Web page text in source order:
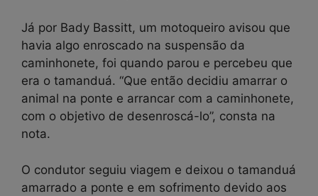
Já por Bady Bassitt, um motoqueiro avisou que
havia algo enroscado na suspensão da
caminhonete, foi quando parou e percebeu que
era o tamanduá. “Que então decidiu amarrar o
animal na ponte e arrancar com a caminhonete,
com o objetivo de desenroscá-lo”, consta na
nota.
O condutor seguiu viagem e deixou o tamanduá
amarrado a ponte e em sofrimento devido aos